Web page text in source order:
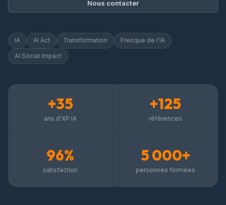
Nous contacter
IA AI Act Transformation Fresque de l'IA
AI Social Impact
+35
ans d'XP IA
+125
références
96%
satisfaction
5 000+
personnes formées